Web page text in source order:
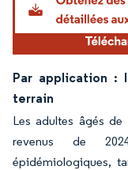
Par application :
terrain
Les adultes âgés
revenus de
épidémiologiques,